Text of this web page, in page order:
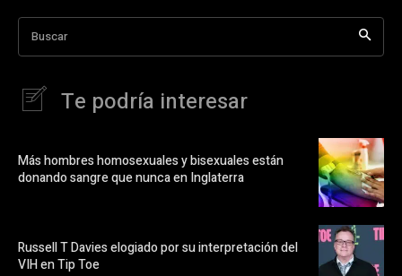
Buscar
Te podría interesar
Más hombres homosexuales y bisexuales están
donando sangre que nunca en Inglaterra
Russell T Davies elogiado por su interpretación del
VIH en Tip Toe